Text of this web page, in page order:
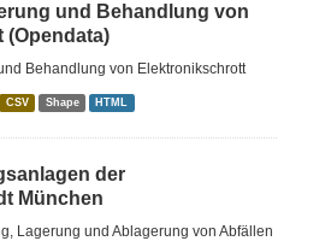
und Behandlung von
(Opendata)
Behandlung von Elektronikschrott
CSV Shape HTML
der
München
Lagerung und Ablagerung von Abfällen